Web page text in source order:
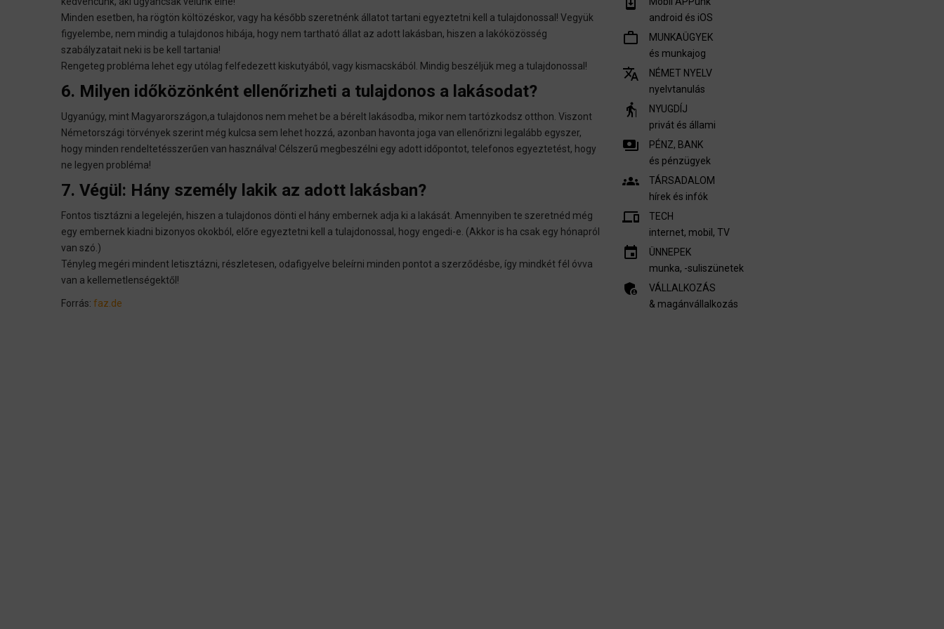
Minden esetben, ha rögtön költözéskor, vagy ha később szeretnénk állatot tartani egyeztetni kell a tulajdonossal! Vegyük
figyelembe, nem mindig a tulajdonos hibája, hogy nem tartható állat az adott lakásban, hiszen a lakóközösség
szabályzatait neki is be kell tartania!
Rengeteg probléma lehet egy utólag felfedezett kiskutyából, vagy kismacskából. Mindig beszéljük meg a tulajdonossal!
6. Milyen időközönként ellenőrizheti a tulajdonos a lakásodat?
Ugyanúgy, mint Magyarországon,a tulajdonos nem mehet be a bérelt lakásodba, mikor nem tartózkodsz otthon. Viszont
Németországi törvények szerint még kulcsa sem lehet hozzá, azonban havonta joga van ellenőrizni legalább egyszer,
hogy minden rendeltetésszerűen van használva! Célszerű megbeszélni egy adott időpontot, telefonos egyeztetést, hogy
ne legyen probléma!
7. Végül: Hány személy lakik az adott lakásban?
Fontos tisztázni a legelején, hiszen a tulajdonos dönti el hány embernek adja ki a lakását. Amennyiben te szeretnéd még
egy embernek kiadni bizonyos okokból, előre egyeztetni kell a tulajdonossal, hogy engedi-e. (Akkor is ha csak egy hónapról
van szó.)
Tényleg megéri mindent letisztázni, részletesen, odafigyelve beleírni minden pontot a szerződésbe, így mindkét fél óvva
van a kellemetlenségektől!
Forrás: faz.de
android és iOS
work_outline
MUNKAÜGYEK
és munkajog
translate
NÉMET NYELV
nyelvtanulás
elderly
NYUGDÍJ
privát és állami
payments
PÉNZ, BANK
és pénzügyek
groups
TÁRSADALOM
hírek és infók
devices
TECH
internet, mobil, TV​
insert_invitation
ÜNNEPEK
munka, -suliszünetek
admin_panel_settings
VÁLLALKOZÁS
& magánvállalkozás